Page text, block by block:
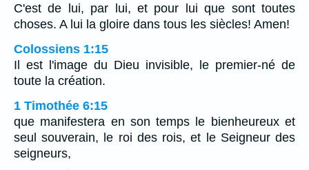
C'est de lui, par lui, et pour lui que sont toutes
choses. A lui la gloire dans tous les siècles! Amen!
Colossiens 1:15
Il est l'image du Dieu invisible, le premier-né de
toute la création.
1 Timothée 6:15
que manifestera en son temps le bienheureux et
seul souverain, le roi des rois, et le Seigneur des
seigneurs,